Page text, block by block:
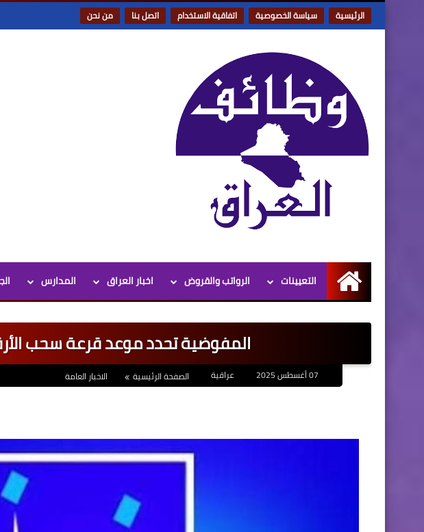
الرئيسية سياسة الخصوصية اتفاقية الاستخدام اتصل بنا من نحن
الرئيسية
التعيينات الرواتب والقروض اخبار العراق المدارس
المفوضية تحدد موعد قرعة سحب
عراقية الصفحة الرئيسية الاخبار العامة